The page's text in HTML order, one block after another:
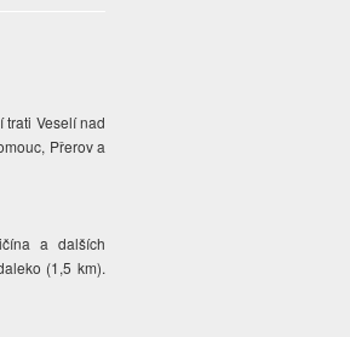
trati Veselí nad
Přerov a
a dalších
(1,5 km).